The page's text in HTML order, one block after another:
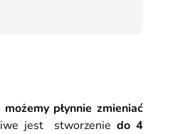
płynnie zmieniać
jest stworzeniedo 4